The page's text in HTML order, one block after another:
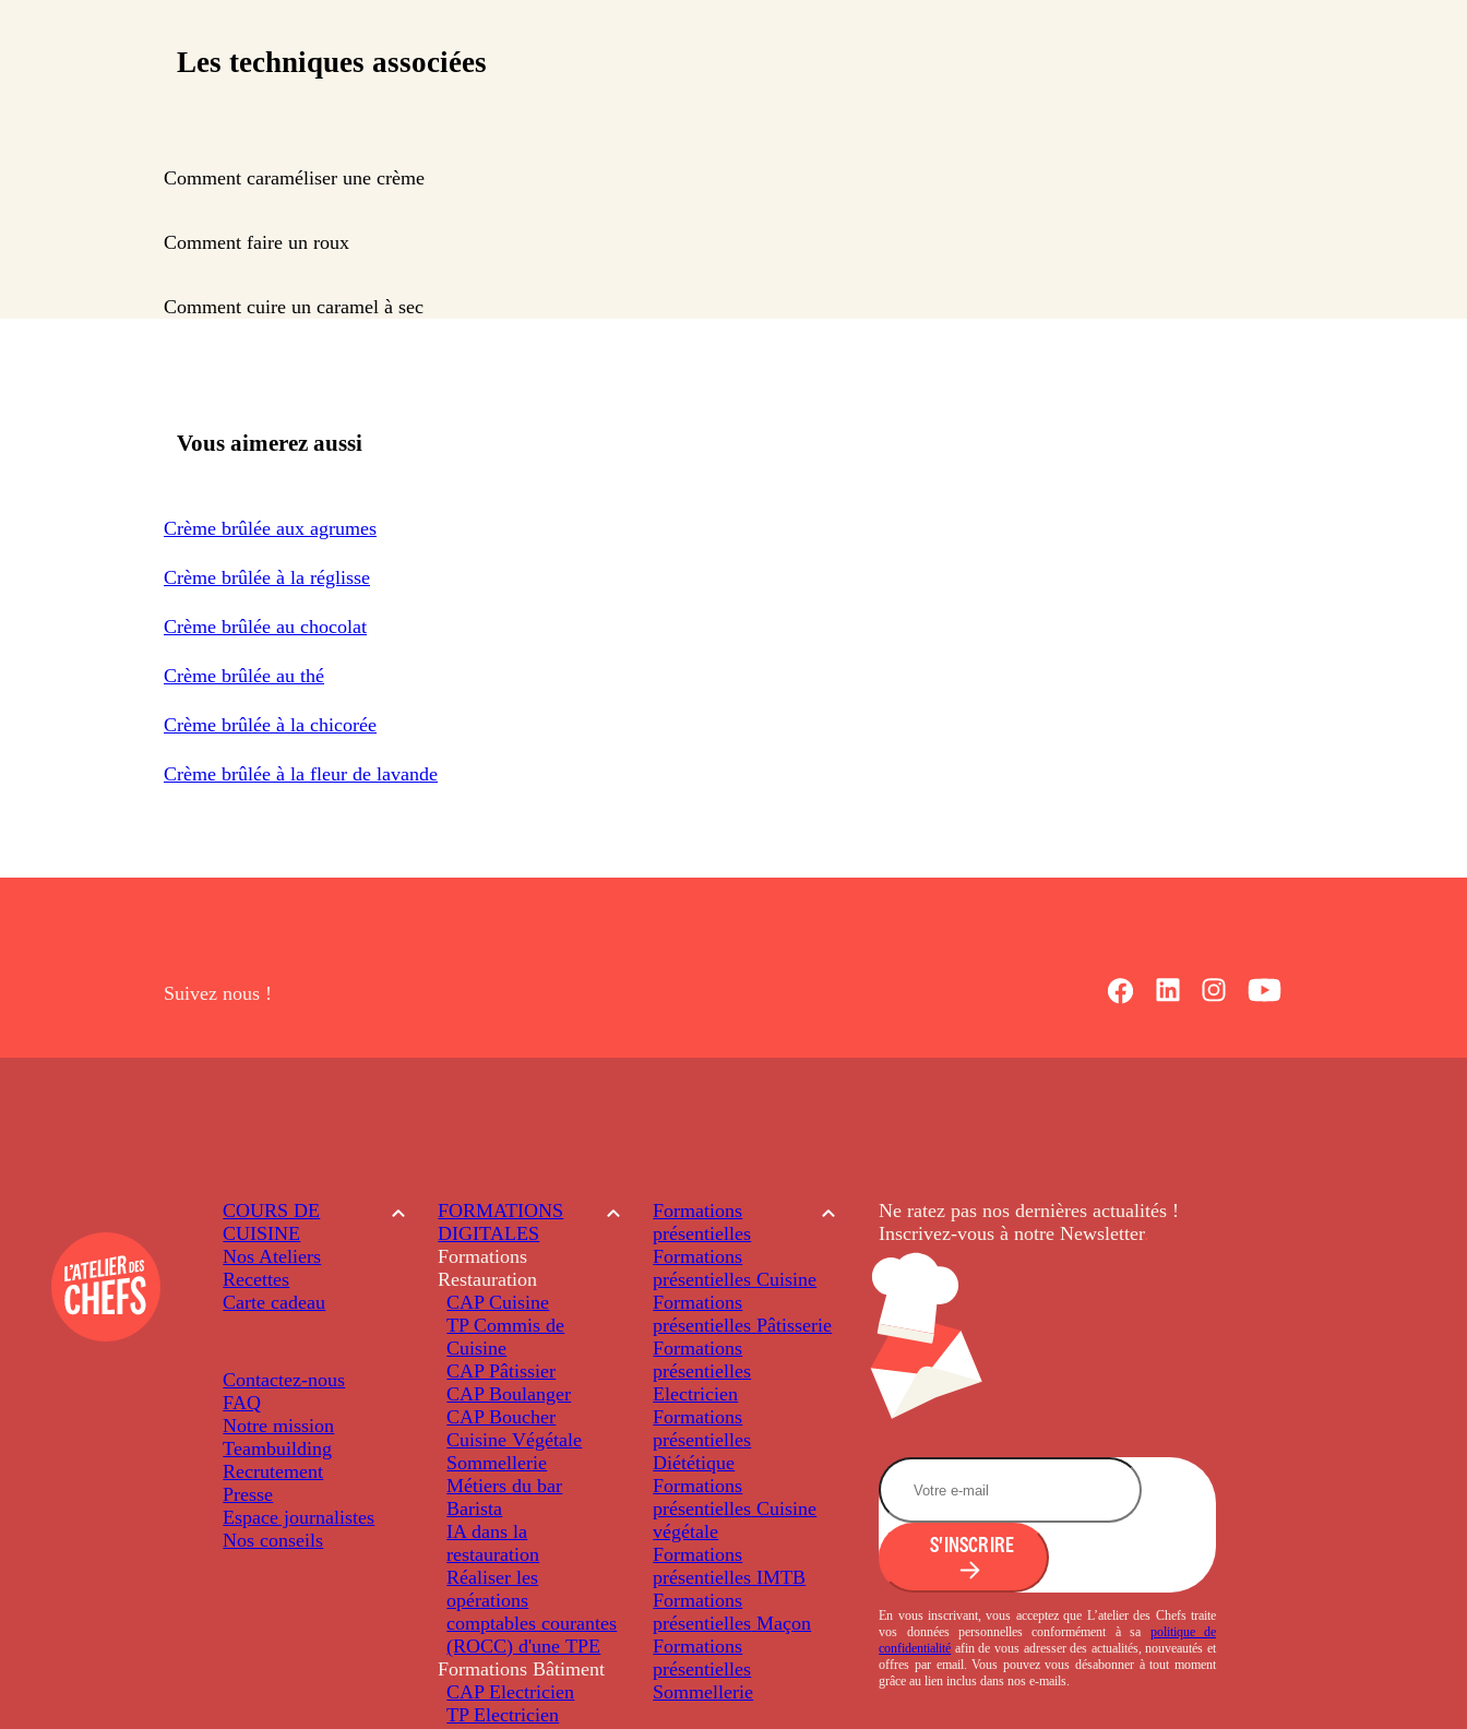
Les techniques associées
Comment caraméliser une crème
Comment faire un roux
Comment cuire un caramel à sec
Vous aimerez aussi
Crème brûlée aux agrumes
Crème brûlée à la réglisse
Crème brûlée au chocolat
Crème brûlée au thé
Crème brûlée à la chicorée
Crème brûlée à la fleur de lavande
Suivez nous !
COURS DE
CUISINE
Nos Ateliers
Recettes
Carte cadeau
Contactez-nous
FAQ
Notre mission
Teambuilding
Recrutement
Presse
Espace journalistes
Nos conseils
FORMATIONS
DIGITALES
Formations
Restauration
CAP Cuisine
TP Commis de
Cuisine
CAP Pâtissier
CAP Boulanger
CAP Boucher
Cuisine Végétale
Sommellerie
Métiers du bar
Barista
IA dans la
restauration
Réaliser les
opérations
comptables courantes
(ROCC) d'une TPE
Formations Bâtiment
CAP Electricien
TP Electricien
Formations
présentielles
Formations
présentielles Cuisine
Formations
présentielles Pâtisserie
Formations
présentielles
Electricien
Formations
présentielles
Diététique
Formations
présentielles Cuisine
végétale
Formations
présentielles IMTB
Formations
présentielles Maçon
Formations
présentielles
Sommellerie
Ne ratez pas nos dernièresactualités !
Inscrivez-vous à notre Newsletter.
S'INSCRIRE
En vous inscrivant, vous acceptez que L’atelier des Chefs traite
vos données personnelles conformément à sa politique de
confidentialité afin de vous adresser des actualités, nouveautés et
offres par email. Vous pouvez vous désabonner à tout moment
grâce au lien inclus dans nos e-mails.